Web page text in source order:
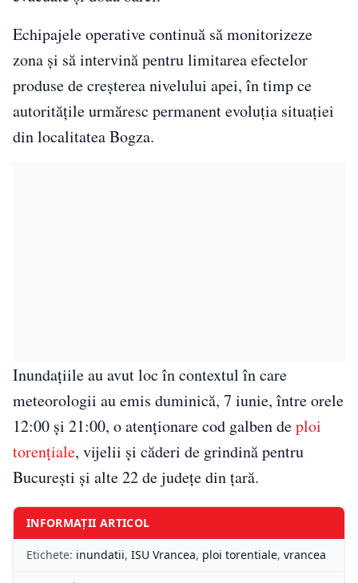
Echipajele operative continuă să monitorizeze
zona și să intervină pentru limitarea efectelor
produse de creșterea nivelului apei, în timp ce
autoritățile urmăresc permanent evoluția situației
din localitatea Bogza.
Inundațiile au avut loc în contextul în care
meteorologii au emis duminică, 7 iunie, între orele
12:00 și 21:00, o atenționare cod galben deploi
torențiale, vijelii și căderi de grindină pentru
București și alte 22 de județe din țară.
INFORMAȚII ARTICOL
Etichete: inundatii, ISU Vrancea, ploi torentiale, vrancea